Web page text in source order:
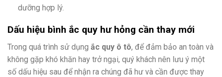
dưỡng hợp lý.
Dấu hiệu bình ắc quy hư hỏng cần thay mới
Trong quá trình sử dụng ắc quy ô tô, để đảm bảo an toàn và
không gặp khó khăn hay trở ngại, quý khách nên lưu ý một
số dấu hiệu sau để nhận ra chúng đã hư và cần được thay